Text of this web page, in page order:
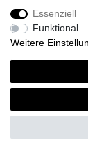
Essenziell
Funktional
Weitere